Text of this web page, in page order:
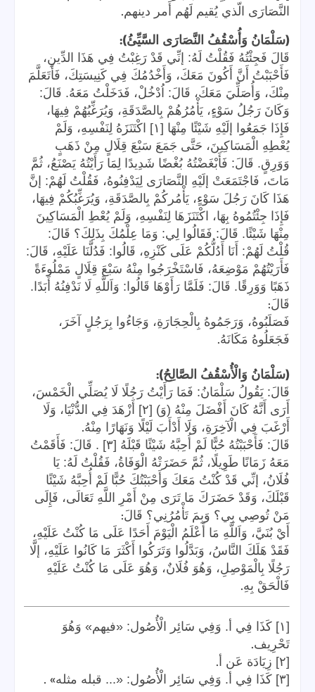
النَّصَارَى الّذي يُقيم لَهُم أَمر دينهم.
(سَلْمَانُ وَأُسْقُفُ النَّصَارَى السَّيِّئُ):
قَالَ فَجِئْتُهُ فَقُلْتُ لَهُ: إنِّي قَدْ رَغِبْتُ فِي هَذَا الدِّينِ،
فَأَحْبَبْتُ أَنَّ أَكُونَ مَعَكَ، وَأَخْدُمُكَ فِي كَنِيسَتِكَ، فَأَتَعَلَّمَ
مِنْكَ، وَأُصَلِّيَ مَعَكَ، قَالَ: اُدْخُلْ، فَدَخَلْتُ مَعَهُ. قَالَ:
وَكَانَ رَجُلُ سَوْءٍ، يَأْمُرُهُمْ بِالصَّدَقَةِ، وَيُرَغِّبُهُمْ فِيهَا،
فَإِذَا جَمَعُوا إلَيْهِ شَيْئًا مِنْهَا [١] اكْتَنَزَهُ لِنَفْسِهِ، وَلَمْ
يُعْطِهِ الْمَسَاكِينَ، حَتَّى جَمَعَ سَبْعَ قِلَالٍ مِنْ ذَهَبٍ
وَوَرِقٍ. قَالَ: فَأَبْغَضْتُهُ بُغْضًا شَدِيدًا لِمَا رَأَيْتُهُ يَصْنَعُ، ثُمَّ
مَاتَ، فَاجْتَمَعَتْ إلَيْهِ النَّصَارَى لِيَدْفِنُوهُ، فَقُلْتُ لَهُمْ: إنَّ
هَذَا كَانَ رَجُلَ سَوْءٍ، يَأْمُركُمْ بِالصَّدَقَةِ، وَيُرَغِّبُكُمْ فِيهَا،
فَإِذَا جِئْتُمُوهُ بِهَا، اكْتَنَزَهَا لِنَفْسِهِ، وَلَمْ يُعْطِ الْمَسَاكِينَ
مِنْهَا شَيْئًا. قَالَ: فَقَالُوا لِي: وَمَا عِلْمُكَ بِذَلِكَ؟ قَالَ:
قُلْتُ لَهُمْ: أَنَا أَدُلُّكُمْ عَلَى كَنْزِهِ، قَالُوا: فَدُلَّنَا عَلَيْهِ، قَالَ:
فَأَرَيْتُهُمْ مَوْضِعَهُ، فَاسْتَخْرَجُوا مِنْهُ سَبْعَ قِلَالٍ مَمْلُوءَةً
ذَهَبًا وَوَرِقًا. قَالَ: فَلَمَّا رَأَوْهَا قَالُوا: وَاَللَّهِ لَا نَدْفِنُهُ أَبَدًا.
قَالَ:
فَصَلَبُوهُ، وَرَجَمُوهُ بِالْحِجَارَةِ، وَجَاءُوا بِرَجُلٍ آخَرَ،
فَجَعَلُوهُ مَكَانَهُ.
(سَلْمَانُ وَالْأُسْقُفُ الصَّالِحُ):
قَالَ: يَقُولُ سَلْمَانُ: فَمَا رَأَيْتُ رَجُلًا لَا يُصَلِّي الْخَمْسَ،
أَرَى أَنَّهُ كَانَ أَفْضَلَ مِنْهُ (وَ) [٢] أَزْهَدَ فِي الدُّنْيَا، وَلَا
أَرْغَبَ فِي الْآخِرَةِ، وَلَا أَدْأَبَ لَيْلًا وَنَهَارًا مِنْهُ.
قَالَ: فَأَحْبَبْتُهُ حُبًّا لَمْ أُحِبَّهُ شَيْئًا قَبْلَهُ [٣] . قَالَ: فَأَقَمْتُ
مَعَهُ زَمَانًا طَوِيلًا، ثُمَّ حَضَرَتْهُ الْوَفَاةُ، فَقُلْتُ لَهُ: يَا
فُلَانُ، إنِّي قَدْ كُنْتُ مَعَكَ وَأَحْبَبْتُكَ حُبًّا لَمْ أُحِبَّهُ شَيْئًا
قَبْلَكَ، وَقَدْ حَضَرَكَ مَا تَرَى مِنْ أَمْرِ اللَّهِ تَعَالَى، فَإِلَى
مَنْ تُوصِي بِي؟ وَبِمَ تَأْمُرُنِي؟ قَالَ:
أَيْ بُنَيَّ، وَاَللَّهِ مَا أَعْلَمُ الْيَوْمَ أَحَدًا عَلَى مَا كُنْتُ عَلَيْهِ،
فَقَدْ هَلَكَ النَّاسُ، وَبَدَّلُوا وَتَرَكُوا أَكْثَرَ مَا كَانُوا عَلَيْهِ، إلَّا
رَجُلًا بِالْمَوْصِلِ، وَهُوَ فُلَانٌ، وَهُوَ عَلَى مَا كُنْتُ عَلَيْهِ
فَالْحَقْ بِهِ.
[١] كَذَا فِي أ. وَفِي سَائِر الْأُصُول: «فيهم» وَهُوَ
تَحْرِيف.
[٢] زِيَادَة عَن أ .
[٣] كَذَا فِي أ. وَفِي سَائِر الْأُصُول: «... قبله مثله
» .